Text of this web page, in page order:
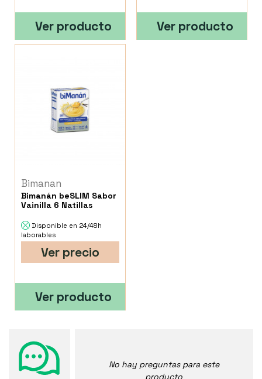
Ver producto Ver producto
Bimanan
Bimanán beSLIM Sabor
Vainilla 6 Natillas
Disponible en 24/48h
laborables
Ver precio
Ver producto
No hay preguntas para este
producto